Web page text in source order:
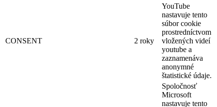
CONSENT 2 roky
YouTube
nastavuje tento
súbor cookie
prostredníctvom
vložených videí
youtube a
zaznamenáva
anonymné
štatistické údaje.
Spoločnosť
Microsoft
nastavuje tento